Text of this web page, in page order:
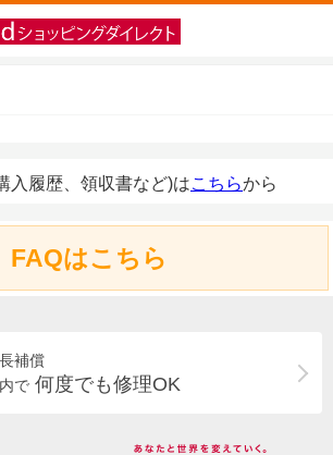
入履歴、領収書など)はこちらから
FAQはこちら
補償
で 何度でも修理OK